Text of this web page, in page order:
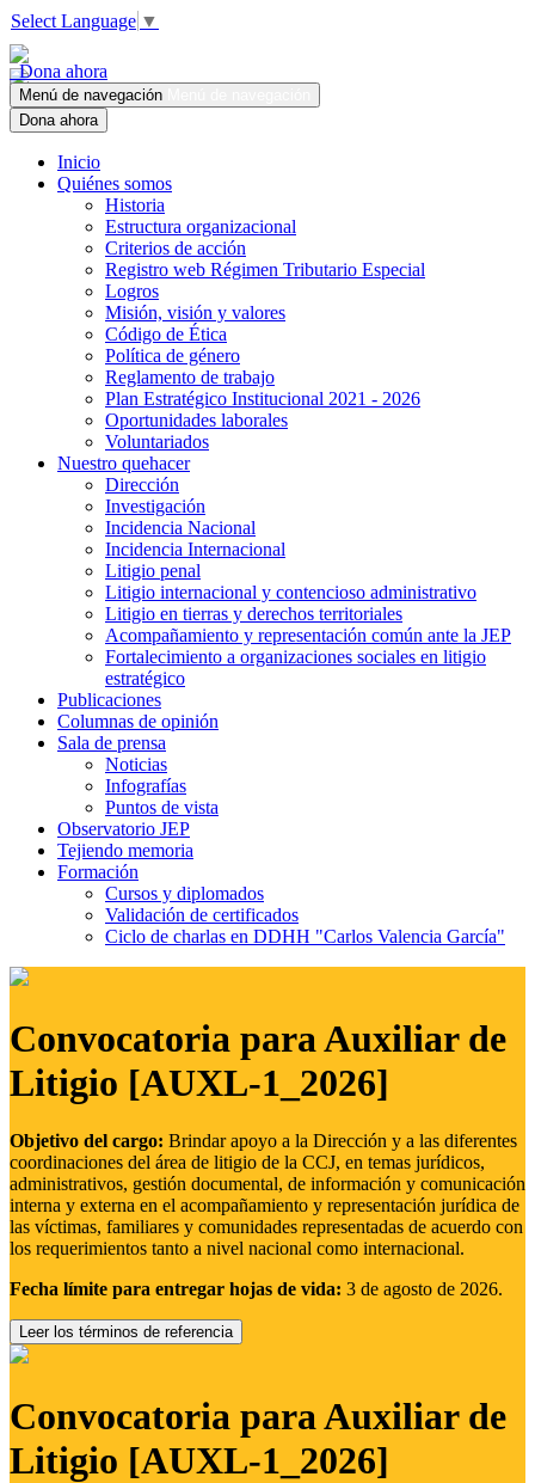
Select Language ▼
Dona ahora
Menú de navegación
Dona ahora
Inicio
Quiénes somos
Historia
Estructura organizacional
Criterios de acción
Registro web Régimen Tributario Especial
Logros
Misión, visión y valores
Código de Ética
Política de género
Reglamento de trabajo
Plan Estratégico Institucional 2021 - 2026
Oportunidades laborales
Voluntariados
Nuestro quehacer
Dirección
Investigación
Incidencia Nacional
Incidencia Internacional
Litigio penal
Litigio internacional y contencioso administrativo
Litigio en tierras y derechos territoriales
Acompañamiento y representación común ante la JEP
Fortalecimiento a organizaciones sociales en litigio
estratégico
Publicaciones
Columnas de opinión
Sala de prensa
Noticias
Infografías
Puntos de vista
Observatorio JEP
Tejiendo memoria
Formación
Cursos y diplomados
Validación de certificados
Ciclo de charlas en DDHH "Carlos Valencia García"
Convocatoria para Auxiliar de
Litigio [AUXL-1_2026]
Objetivo del cargo: Brindar apoyo a la Dirección y a las diferentes
coordinaciones del área de litigio de la CCJ, en temas jurídicos,
administrativos, gestión documental, de información y comunicación
interna y externa en el acompañamiento y representación jurídica de
las víctimas, familiares y comunidades representadas de acuerdo con
los requerimientos tanto a nivel nacional como internacional.
Fecha límite para entregar hojas de vida: 3 de agosto de 2026.
Leer los términos de referencia
Convocatoria para Auxiliar de
Litigio [AUXL-1_2026]